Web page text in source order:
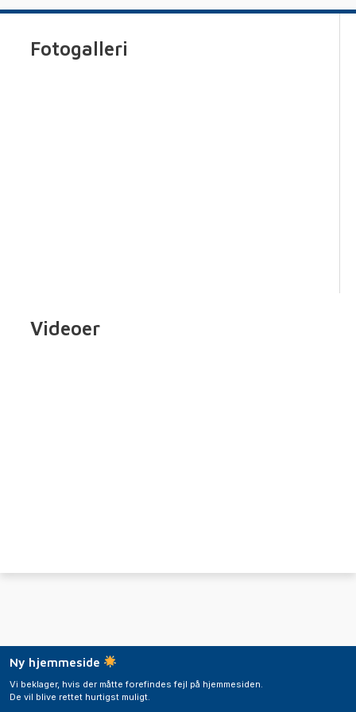
Fotogalleri
Videoer
Ny hjemmeside
Vi beklager, hvis der måtte forefindes fejl på hjemmesiden.
De vil blive rettet hurtigst muligt.